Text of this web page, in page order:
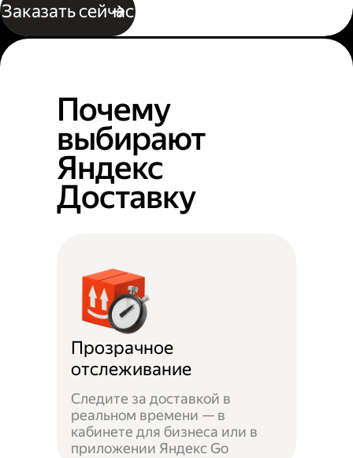
Заказать сейчас
Почему
выбирают
Яндекс
Доставку
Прозрачное
отслеживание
Следите за доставкой в
реальном времени — в
кабинете для бизнеса или в
приложении Яндекс Go